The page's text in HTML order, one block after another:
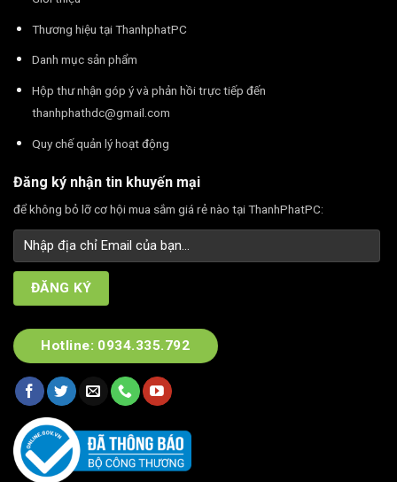
Thương hiệu tại ThanhphatPC
Danh mục sản phẩm
Hộp thư nhận góp ý và phản hồi trực tiếp đến
thanhphathdc@gmail.com
Quy chế quản lý hoạt động
Đăng ký nhận tin khuyến mại
để không bỏ lỡ cơ hội mua sắm giá rẻ nào tại ThanhPhatPC:
Hotline: 0934.335.792